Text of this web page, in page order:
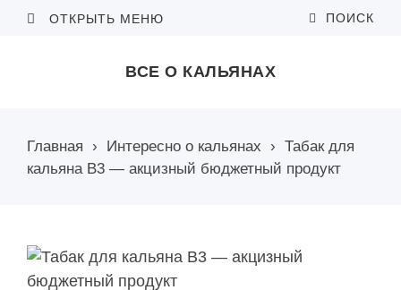
ОТКРЫТЬ МЕНЮ ПОИСК
ВСЕ О КАЛЬЯНАХ
Главная › Интересно о кальянах › Табак для
кальяна B3 — акцизный бюджетный продукт